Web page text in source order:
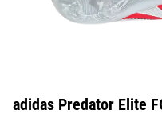
adidas Predator Elite